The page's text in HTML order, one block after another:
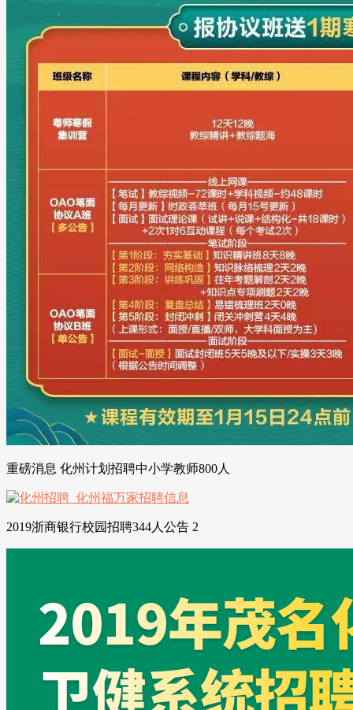
重磅消息 化州计划招聘中小学教师800人
2019浙商银行校园招聘344人公告 2